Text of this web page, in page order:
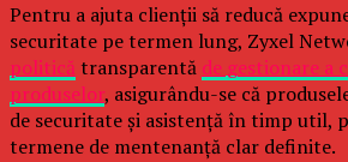
Pentru a ajuta clienții să reducă
securitate pe termen lung, Zyxel
politică transparentă de gestionare a
produselor, asigurându-se că
de securitate și asistență în timp util,
termene de mentenanță clar definite.